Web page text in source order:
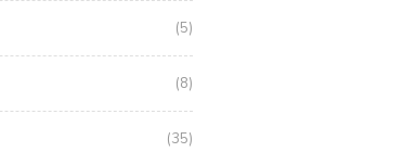
(5)
(8)
(35)